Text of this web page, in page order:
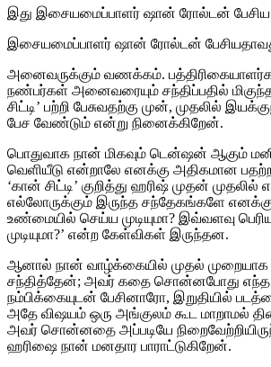
இது இசையமைப்பாளர் ஷான் ரோல்டன் பேசிய
இசையமைப்பாளர் ஷான் ரோல்டன்
அனைவருக்கும் வணக்கம்.
நண்பர்கள் அனைவரையும் சந்திப்பதில்
சிட்டி’ பற்றி பேசுவதற்கு முன், முதலில்
பேச வேண்டும் என்று நினைக்கிறேன்.
பொதுவாக நான் மிகவும் டென்ஷன் ஆகும்
வெளியீடு என்றாலே எனக்கு அதிகமான
‘கான் சிட்டி’ குறித்து ஹரிஷ் முதன்
எல்லோருக்கும் இருந்த சந்தேகங்களே
உண்மையில் செய்ய முடியுமா? இவ்வளவு
முடியுமா?’ என்ற கேள்விகள் இருந்தன.
ஆனால் நான் வாழ்க்கையில் முதல் முறையாக
சந்தித்தேன்; அவர் கதை சொன்னபோது எந்த
நம்பிக்கையுடன் பேசினாரோ, இறுதியில்
அதே விஷயம் ஒரு அங்குலம் கூட மாறாமல்
அவர் சொன்னதை அப்படியே
ஹரிஷை நான் மனதார பாராட்டுகிறேன்.